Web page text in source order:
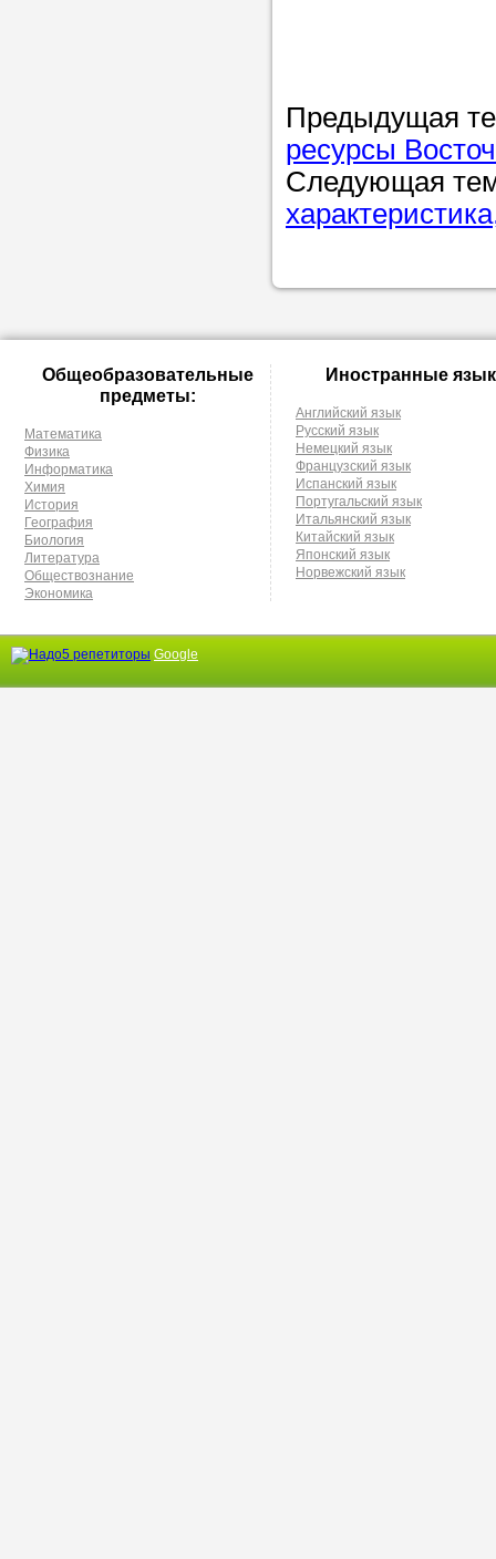
Предыдущая
ресурсы
Следующая
Общеобразовательные
предметы:
Математика
Физика
Информатика
Химия
История
География
Биология
Литература
Обществознание
Экономика
Иностранные
Английский язык
Русский язык
Немецкий язык
Французский язык
Испанский язык
Португальский язык
Итальянский язык
Китайский язык
Японский язык
Норвежский язык
Google